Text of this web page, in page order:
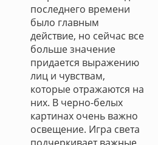
последнего времени
было главным
действие, но сейчас все
больше значение
придается выражению
лиц и чувствам,
которые отражаются на
них. В черно-белых
картинах очень важно
освещение. Игра света